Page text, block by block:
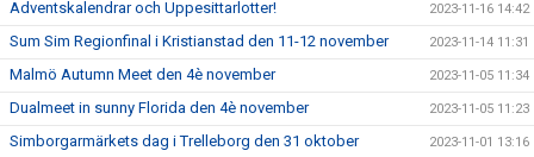
Adventskalendrar och Uppesittarlotter! 2023-11-16 14:42
Sum Sim Regionfinal i Kristianstad den 11-12 november 2023-11-14 11:31
Malmö Autumn Meet den 4è november 2023-11-05 11:34
Dualmeet in sunny Florida den 4è november 2023-11-05 11:23
Simborgarmärkets dag i Trelleborg den 31 oktober 2023-11-01 13:16